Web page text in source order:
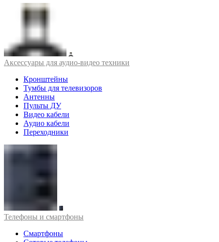
Аксессуары для аудио-видео техники
Кронштейны
Тумбы для телевизоров
Антенны
Пульты ДУ
Видео кабели
Аудио кабели
Переходники
Телефоны и смартфоны
Смартфоны